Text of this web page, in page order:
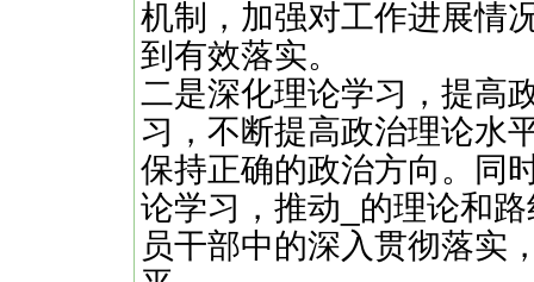
机制，加强对工作进展情
到有效落实。
二是深化理论学习，提高
习，不断提高政治理论水
保持正确的政治方向。同
论学习，推动_的理论和
员干部中的深入贯彻落实